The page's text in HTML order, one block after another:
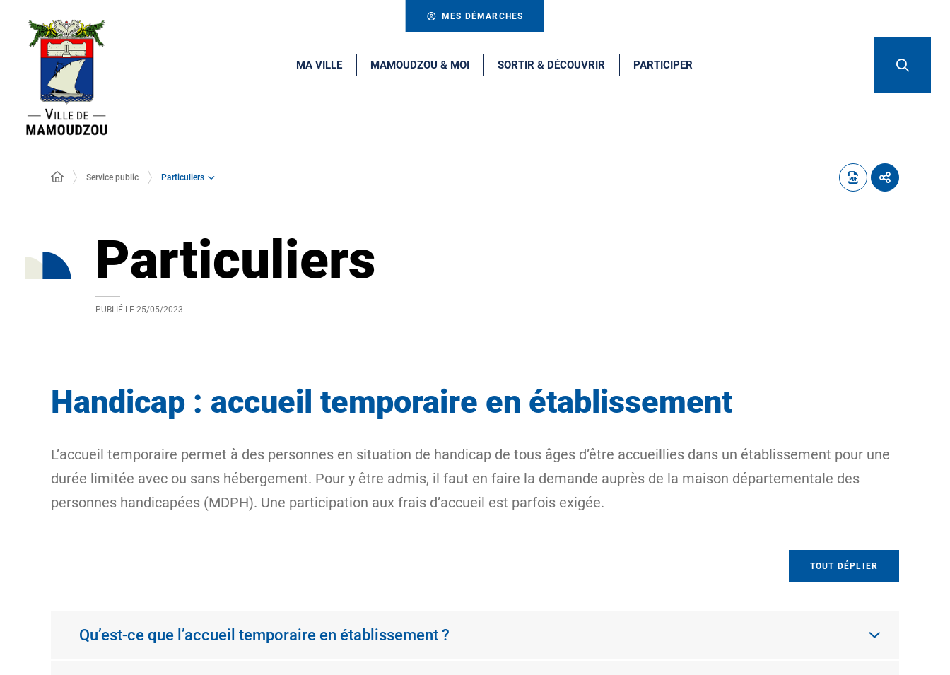
MES DÉMARCHES
MA VILLE MAMOUDZOU & MOI SORTIR & DÉCOUVRIR PARTICIPER
Service public Particuliers
Particuliers
PUBLIÉ LE 25/05/2023
Handicap : accueil temporaire en établissement
L’accueil temporaire permet à des personnes en situation de handicap de tous âges d’être accueillies dans un établissement pour une
durée limitée avec ou sans hébergement. Pour y être admis, il faut en faire la demande auprès de la maison départementale des
personnes handicapées (MDPH). Une participation aux frais d’accueil est parfois exigée.
TOUT DÉPLIER
Qu’est-ce que l’accueil temporaire en établissement ?